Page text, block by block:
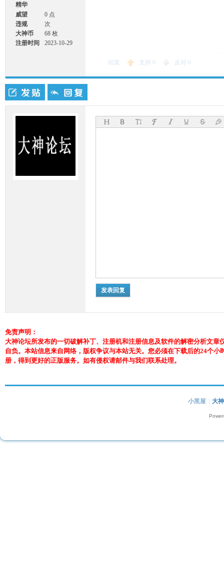
精华
威望
0 点
违规
次
大神币
68 枚
注册时间
2023-10-29
回复
支持 0 反对 0
发表回复
免责声明：
大神论坛所发布的一切破解补丁、注册机和注册信息及软件的解密分析文
自负。本站信息来自网络，版权争议与本站无关。您必须在下载后的24个
册，得到更好的正版服务。如有侵权请邮件与我们联系处理。
小黑屋 大